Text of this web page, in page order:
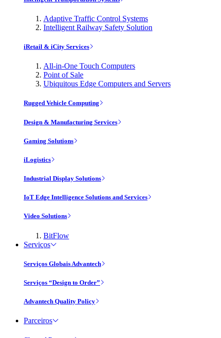
Adaptive Traffic Control Systems
Intelligent Railway Safety Solution
iRetail & iCity Services
All-in-One Touch Computers
Point of Sale
Ubiquitous Edge Computers and Servers
Rugged Vehicle Computing
Design & Manufacturing Services
Gaming Solutions
iLogistics
Industrial Display Solutions
IoT Edge Intelligence Solutions and Services
Video Solutions
BitFlow
Serviços
Serviços Globais Advantech
Serviços “Design to Order”
Advantech Quality Policy
Parceiros